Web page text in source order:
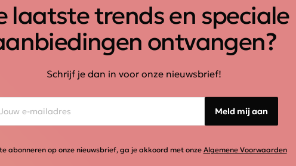
laatste trends en speciale
ontvangen?
Schrijf je dan in voor onze nieuwsbrief!
Meld mij aan
abonneren op onze nieuwsbrief, ga je akkoord met onze Algemene Voorwaarden